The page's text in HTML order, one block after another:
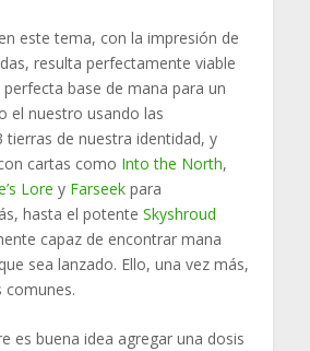
este tema, con la impresión de
resulta perfectamente viable
base de mana para un
el nuestro usando las
tierras de nuestra identidad, y
cartas como Into the North,
Lore y Farseek para
hasta el potenteSkyshroud
capaz de encontrar mana
sea lanzado. Ello, una vez más,
comunes.
es buena idea agregar una dosis